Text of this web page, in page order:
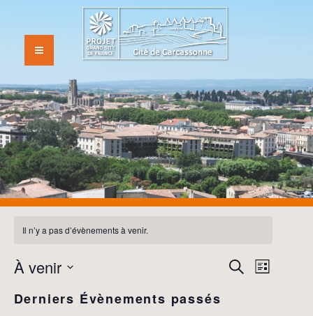
Il n’y a pas d’évènements à venir.
Recherche
Liste
À venir
une
Derniers Évènements passés